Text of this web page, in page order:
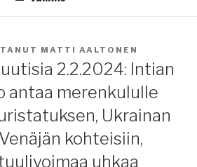
MATTI AALTONEN
2.2.2024: Intian
antaa merenkululle
Ukrainan
kohteisiin,
uhkaa